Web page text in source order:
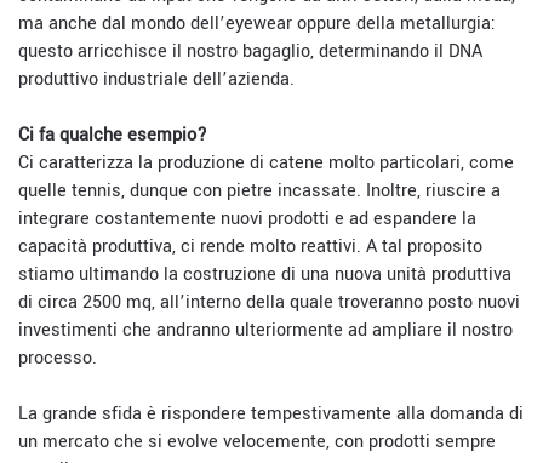
ma anche dal mondo dell’eyewear oppure della metallurgia:
questo arricchisce il nostro bagaglio, determinando il DNA
produttivo industriale dell’azienda.
Ci fa qualche esempio?
Ci caratterizza la produzione di catene molto particolari, come
quelle tennis, dunque con pietre incassate. Inoltre, riuscire a
integrare costantemente nuovi prodotti e ad espandere la
capacità produttiva, ci rende molto reattivi. A tal proposito
stiamo ultimando la costruzione di una nuova unità produttiva
di circa 2500 mq, all’interno della quale troveranno posto nuovi
investimenti che andranno ulteriormente ad ampliare il nostro
processo.
La grande sfida è rispondere tempestivamente alla domanda di
un mercato che si evolve velocemente, con prodotti sempre